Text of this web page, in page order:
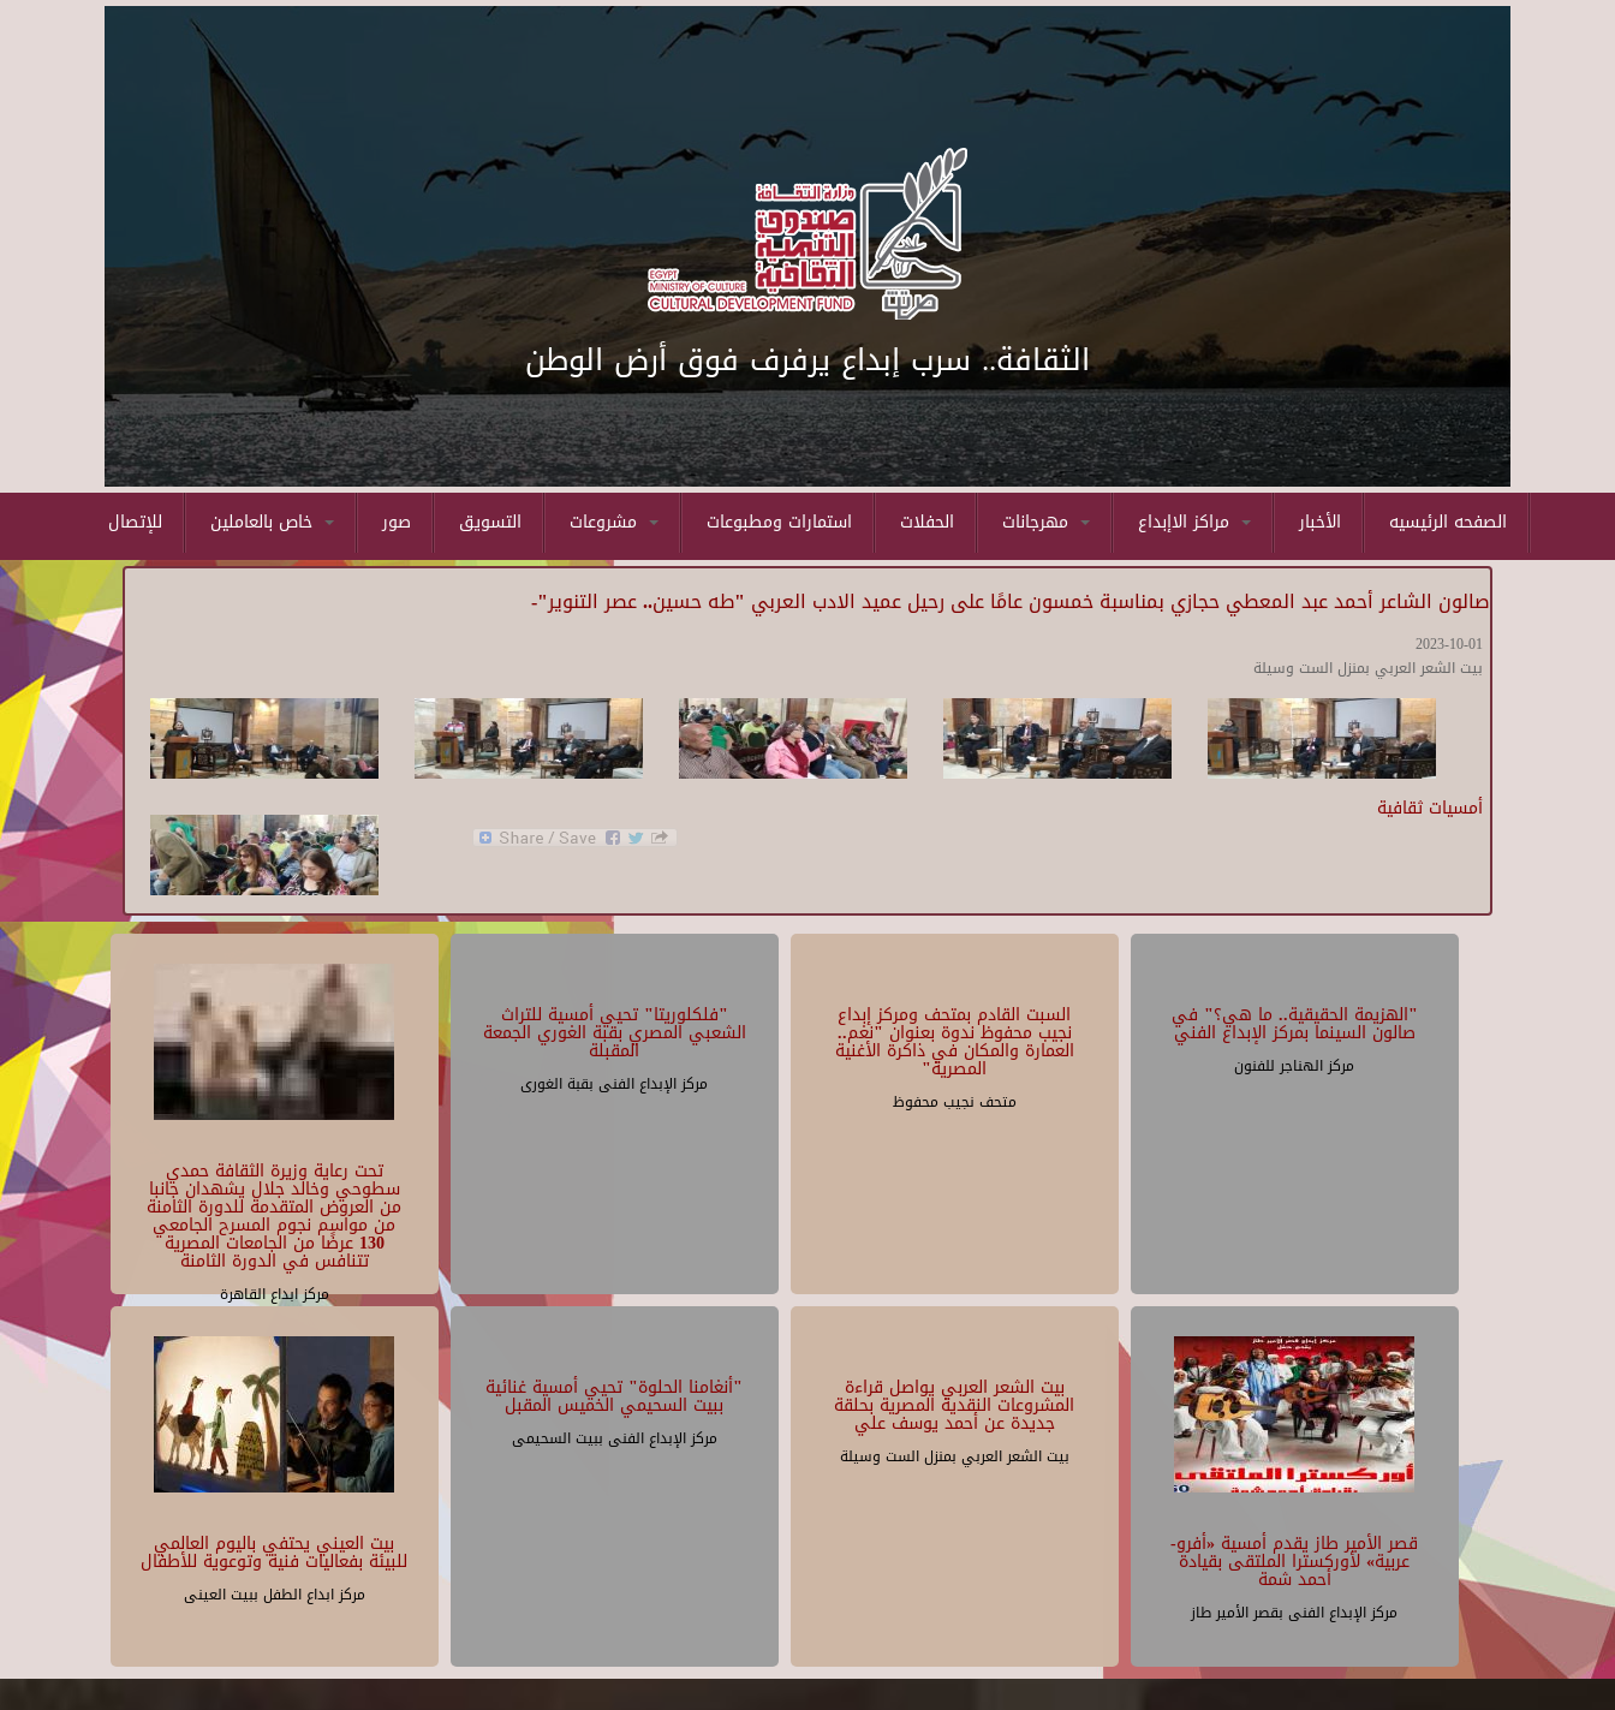
Skip to main content
الثقافة.. سرب إبداع يرفرف فوق أرض الوطن
للإتصال صور التسويق استمارات ومطبوعات الحفلات الأخبار الصفحه الرئيسيه
صالون الشاعر أحمد عبد المعطي حجازي بمناسبة خمسون عامًا على رحيل عميد الادب العربي "طه حسين.. عصر التنوير"-
2023-10-01
بيت الشعر العربي بمنزل الست وسيلة
أمسيات ثقافية
تحت رعاية وزيرة الثقافة حمدي
سطوحي وخالد جلال يشهدان جانبا
من العروض المتقدمة للدورة الثامنة
من مواسم نجوم المسرح الجامعي
130 عرضًا من الجامعات المصرية
تتنافس في الدورة الثامنة
مركز ابداع القاهرة
"فلكلوريتا" تحيي أمسية للتراث
الشعبي المصري بقبة الغوري الجمعة
المقبلة
مركز الإبداع الفنى بقبة الغورى
السبت القادم بمتحف ومركز إبداع
نجيب محفوظ ندوة بعنوان "نغم..
العمارة والمكان في ذاكرة الأغنية
المصرية"
متحف نجيب محفوظ
"الهزيمة الحقيقية.. ما هي؟" في
صالون السينما بمركز الإبداع الفني
مركز الهناجر للفنون
بيت العيني يحتفي باليوم العالمي
للبيئة بفعاليات فنية وتوعوية للأطفال
مركز ابداع الطفل ببيت العينى
"أنغامنا الحلوة" تحيي أمسية غنائية
ببيت السحيمي الخميس المقبل
مركز الإبداع الفنى ببيت السحيمى
بيت الشعر العربي يواصل قراءة
المشروعات النقدية المصرية بحلقة
جديدة عن أحمد يوسف علي
بيت الشعر العربي بمنزل الست وسيلة
قصر الأمير طاز يقدم أمسية «أفرو-
عربية» لأوركسترا الملتقى بقيادة
أحمد شمة
مركز الإبداع الفنى بقصر الأمير طاز